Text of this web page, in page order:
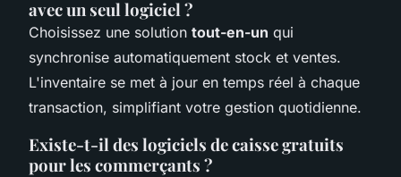
avec un seul logiciel ?
Choisissez une solution tout-en-un qui
synchronise automatiquement stock et ventes.
L'inventaire se met à jour en temps réel à chaque
transaction, simplifiant votre gestion quotidienne.
Existe-t-il des logiciels de caisse gratuits
pour les commerçants ?